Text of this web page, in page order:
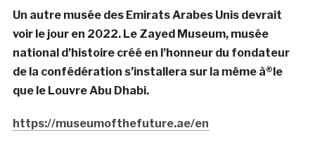
Un autre musée des Emirats Arabes Unis devrait
voir le jour en 2022. Le Zayed Museum, musée
national d’histoire créé en l’honneur du fondateur
de la confédération s’installera sur la même à®le
que le Louvre Abu Dhabi.
https://museumofthefuture.ae/en